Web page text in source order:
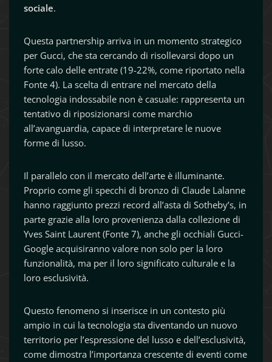
sociale.
Questa partnership arriva in un momento strategico
per Gucci, che sta cercando di risollevarsi dopo un
forte calo delle entrate (19-22%, come riportato nella
Fonte 4). La scelta di entrare nel mercato della
tecnologia indossabile non è casuale: rappresenta un
tentativo di riposizionarsi come marchio
all’avanguardia, capace di interpretare le nuove
forme di lusso.
Il parallelo con il mercato dell’arte è illuminante.
Proprio come gli specchi di bronzo di Claude Lalanne
hanno raggiunto prezzi record all’asta di Sotheby’s, in
parte grazie alla loro provenienza dalla collezione di
Yves Saint Laurent (Fonte 7), anche gli occhiali Gucci-
Google acquisiranno valore non solo per la loro
funzionalità, ma per il loro significato culturale e la
loro esclusività.
Questo fenomeno si inserisce in un contesto più
ampio in cui la tecnologia sta diventando un nuovo
territorio per l’espressione del lusso e dell’esclusività,
come dimostra l’importanza crescente di eventi come